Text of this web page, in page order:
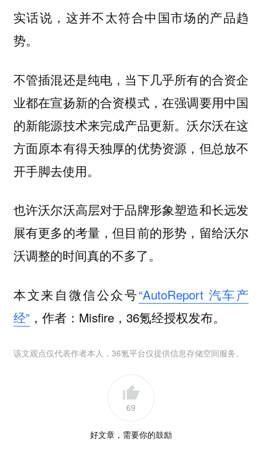
实话说，这并不太符合中国市场的产品趋
势。
不管插混还是纯电，当下几乎所有的合资企
业都在宣扬新的合资模式，在强调要用中国
的新能源技术来完成产品更新。沃尔沃在这
方面原本有得天独厚的优势资源，但总放不
开手脚去使用。
也许沃尔沃高层对于品牌形象塑造和长远发
展有更多的考量，但目前的形势，留给沃尔
沃调整的时间真的不多了。
本文来自微信公众号“AutoReport 汽车产
经”，作者：Misfire，36氪经授权发布。
该文观点仅代表作者本人，36氪平台仅提供信息存储空间服务。
69
好文章，需要你的鼓励